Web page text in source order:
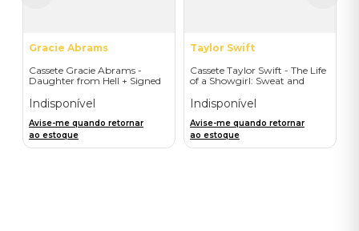
Gracie Abrams
Cassete Gracie Abrams -
Daughter from Hell + Signed
Indisponível
Avise-me quando retornar
ao estoque
Taylor Swift
Cassete Taylor Swift - The Life
of a Showgirl: Sweat and
Indisponível
Avise-me quando retornar
ao estoque